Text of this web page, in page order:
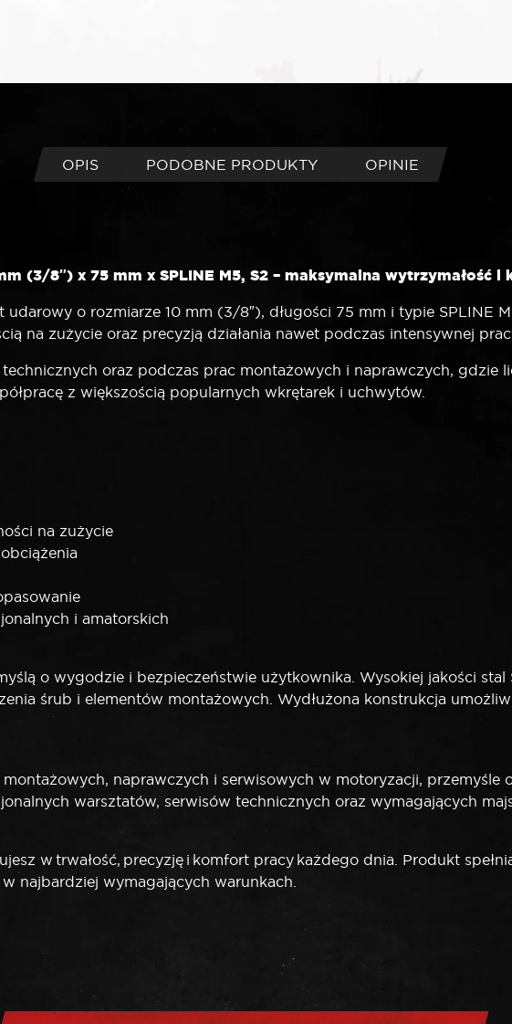
OPIS PODOBNE PRODUKTY OPINIE
(3/8″) x 75 mm x SPLINE M5, S2 – maksymalna
o rozmiarze 10 mm (3/8″), długości 75 mm i typie SPLINE
na zużycie oraz precyzją działania nawet podczas intensywnej
oraz podczas prac montażowych i naprawczych, gdzie
z większością popularnych wkrętarek i uchwytów.
na zużycie
i amatorskich
o wygodzie i bezpieczeństwie użytkownika. Wysokiej jakości
śrub i elementów montażowych. Wydłużona konstrukcja
naprawczych i serwisowych w motoryzacji, przemyśle
warsztatów, serwisów technicznych oraz wymagających
w trwałość, precyzję i komfort pracy każdego dnia. Produkt
najbardziej wymagających warunkach.